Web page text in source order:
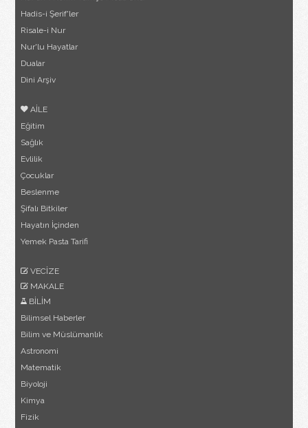
Hadis-i Şerif'ler
Risale-i Nur
Nur'lu Hayatlar
Dualar
Dini Arşiv
AİLE
Eğitim
Sağlık
Evlilik
Çocuklar
Beslenme
Şifalı Bitkiler
Hayatın İçinden
Yemek Pasta Tarifi
VECİZE
MAKALE
BİLİM
Bilimsel Haberler
Bilim ve Müslümanlık
Astronomi
Matematik
Biyoloji
Kimya
Fizik